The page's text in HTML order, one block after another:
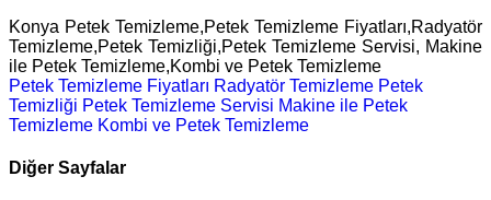
Konya Petek Temizleme,Petek Temizleme Fiyatları,Radyatör
Temizleme,Petek Temizliği,Petek Temizleme Servisi, Makine
ile Petek Temizleme,Kombi ve Petek Temizleme
Petek Temizleme Fiyatları Radyatör Temizleme Petek
Temizliği Petek Temizleme Servisi Makine ile Petek
Temizleme Kombi ve Petek Temizleme
Diğer Sayfalar